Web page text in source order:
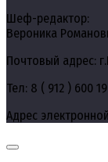
Шеф-редактор:
Вероника
Почтовый адрес:
Тел: 8 ( 912 ) 600
Адрес